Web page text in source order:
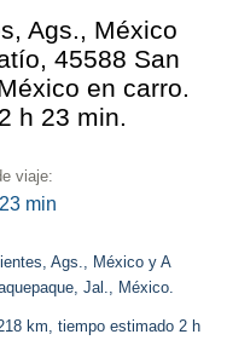
Ags., México
45588 San
en carro.
h 23 min.
viaje:
min
Ags., México y A
Jal., México.
km, tiempo estimado 2 h